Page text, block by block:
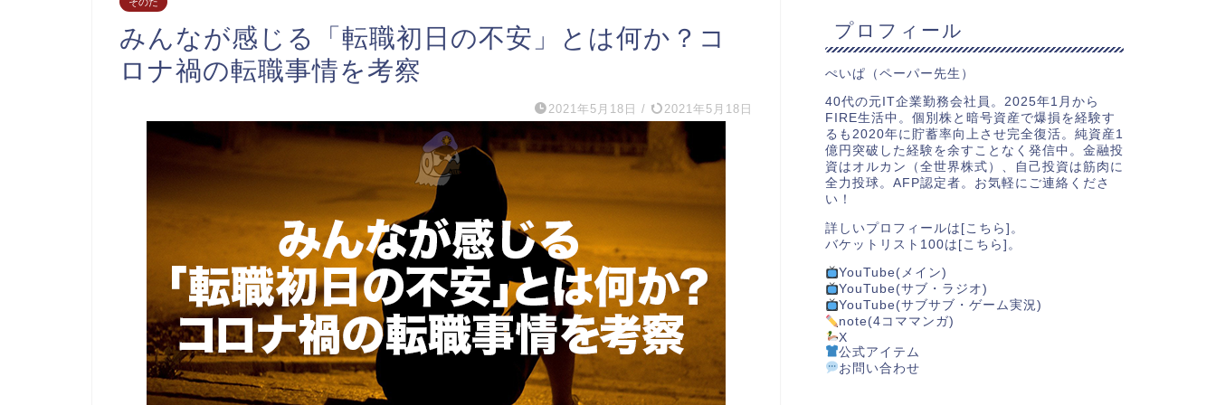
みんなが感じる「転職初日の不安」とは何か？コ
ロナ禍の転職事情を考察
2021年5月18日 / 2021年5月18日
プロフィール
ぺいぱ（ペーパー先生）
40代の元IT企業勤務会社員。2025年1月から
FIRE生活中。個別株と暗号資産で爆損を経験す
るも2020年に貯蓄率向上させ完全復活。純資産1
億円突破した経験を余すことなく発信中。金融投
資はオルカン（全世界株式）、自己投資は筋肉に
全力投球。AFP認定者。お気軽にご連絡くださ
い！
詳しいプロフィールは[ こちら ]。
バケットリスト100は[ こちら ]。
YouTube(メイン)
YouTube(サブ・ラジオ)
YouTube(サブサブ・ゲーム実況)
note(4コママンガ)
X
公式アイテム
お問い合わせ